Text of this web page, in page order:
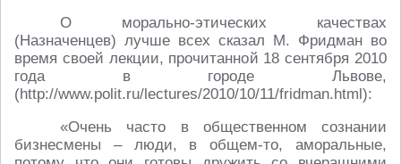
О морально-этических качествах
(Назначенцев) лучше всех сказал М. Фридман во
время своей лекции, прочитанной 18 сентября 2010
года в городе Львове,
(http://www.polit.ru/lectures/2010/10/11/fridman.html):
«Очень часто в общественном сознании
бизнесмены – люди, в общем-то, аморальные,